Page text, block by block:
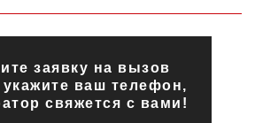
заявку на вызов
укажите ваш телефон,
свяжется с вами!